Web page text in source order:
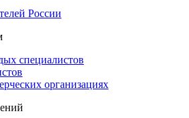
России
специалистов
организациях